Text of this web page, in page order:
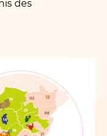
des